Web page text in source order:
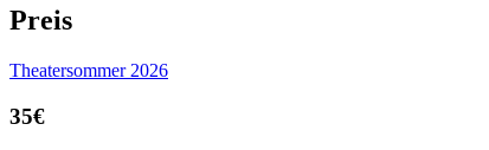
Preis
Theatersommer 2026
35€